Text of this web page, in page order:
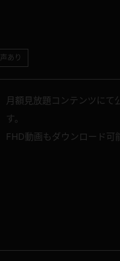
声あり
月額見放題コンテンツに
す。
FHD動画もダウンロード可